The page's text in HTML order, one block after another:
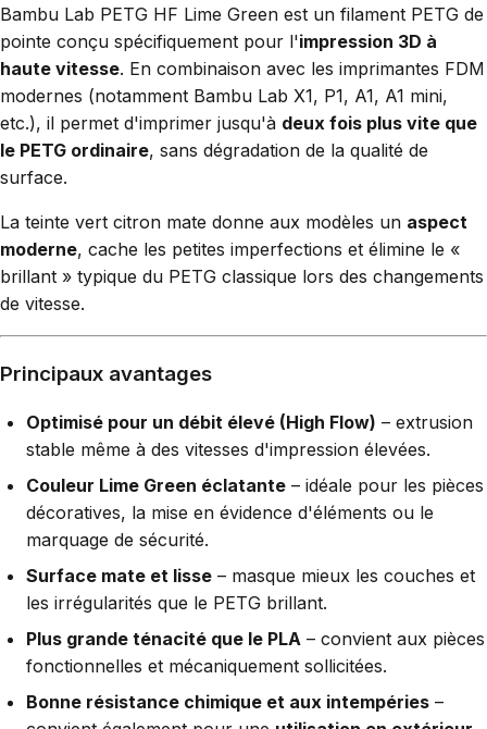
Bambu Lab PETG HF Lime Green est un filament PETG de
pointe conçu spécifiquement pour l'impression 3D à
haute vitesse. En combinaison avec les imprimantes FDM
modernes (notamment Bambu Lab X1, P1, A1, A1 mini,
etc.), il permet d'imprimer jusqu'à deux fois plus vite que
le PETG ordinaire, sans dégradation de la qualité de
surface.
La teinte vert citron mate donne aux modèles un aspect
moderne, cache les petites imperfections et élimine le «
brillant » typique du PETG classique lors des changements
de vitesse.
Principaux avantages
Optimisé pour un débit élevé (High Flow) – extrusion
stable même à des vitesses d'impression élevées.
Couleur Lime Green éclatante – idéale pour les pièces
décoratives, la mise en évidence d'éléments ou le
marquage de sécurité.
Surface mate et lisse – masque mieux les couches et
les irrégularités que le PETG brillant.
Plus grande ténacité que le PLA – convient aux pièces
fonctionnelles et mécaniquement sollicitées.
Bonne résistance chimique et aux intempéries –